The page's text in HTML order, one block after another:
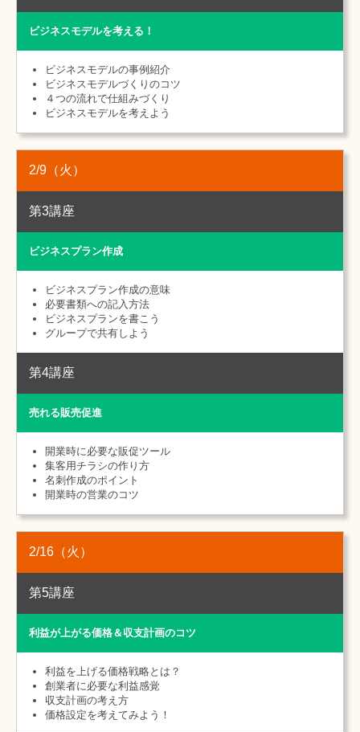
ビジネスモデルを考える！
ビジネスモデルの事例紹介
ビジネスモデルづくりのコツ
４つの流れで仕組みづくり
ビジネスモデルを考えよう
2/9 （火）
第3講座
ビジネスプラン作成
ビジネスプラン作成の意味
必要書類への記入方法
ビジネスプランを書こう
グループで共有しよう
第4講座
売れる販売促進
開業時に必要な販促ツール
集客用チラシの作り方
名刺作成のポイント
開業時の営業のコツ
2/16 （火）
第5講座
利益が上がる価格＆収支計画のコツ
利益を上げる価格戦略とは？
創業者に必要な利益感覚
収支計画の考え方
価格設定を考えてみよう！